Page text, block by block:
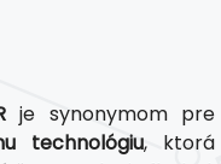
je synonymom pre
technológiu, ktorá